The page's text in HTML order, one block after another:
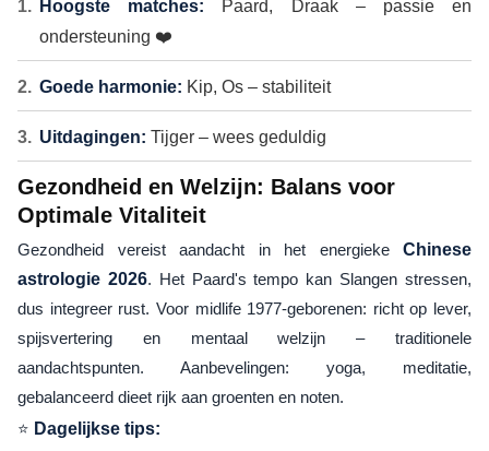
Hoogste matches: Paard, Draak – passie en
ondersteuning ❤️
Goede harmonie: Kip, Os – stabiliteit
Uitdagingen: Tijger – wees geduldig
Gezondheid en Welzijn: Balans voor
Optimale Vitaliteit
Gezondheid vereist aandacht in het energieke Chinese
astrologie 2026. Het Paard's tempo kan Slangen stressen,
dus integreer rust. Voor midlife 1977-geborenen: richt op lever,
spijsvertering en mentaal welzijn – traditionele
aandachtspunten. Aanbevelingen: yoga, meditatie,
gebalanceerd dieet rijk aan groenten en noten.
⭐ Dagelijkse tips: